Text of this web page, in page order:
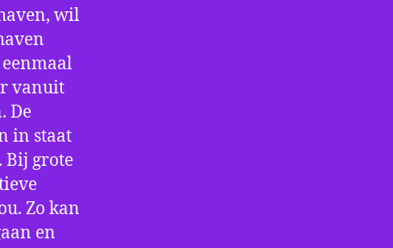
wil
vanuit
De
in staat
Bij grote
Zo kan
en